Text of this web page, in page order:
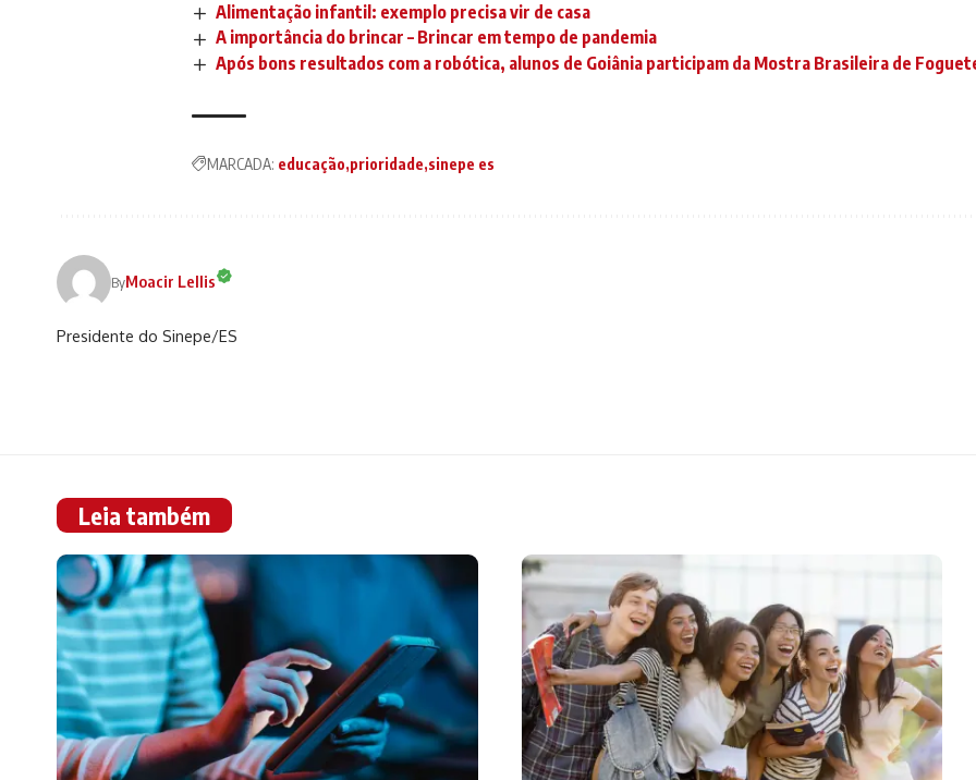
Alimentação infantil: exemplo precisa vir de casa
A importância do brincar – Brincar em tempo de pandemia
Após bons resultados com a robótica, alunos de Goiânia participam da Mostra Brasileira de
MARCADA: educação prioridade sinepe es
ByMoacir Lellis
Presidente do Sinepe/ES
Leia também